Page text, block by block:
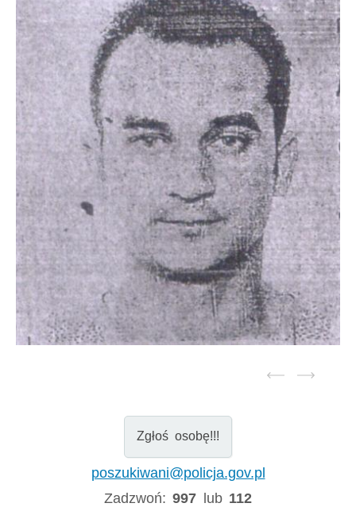
Zgłoś osobę!!!
poszukiwani@policja.gov.pl
Zadzwoń:997 lub 112